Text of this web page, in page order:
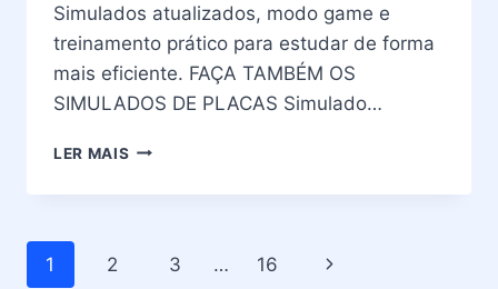
Simulados atualizados, modo game e
treinamento prático para estudar de forma
mais eficiente. FAÇA TAMBÉM OS
SIMULADOS DE PLACAS Simulado…
LER MAIS PLACAS
TRÂNSITO
Navegação
1 2 3 … 16
Página